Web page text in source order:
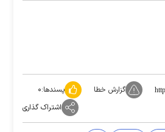
گزارش خطا پسندها:۰
اشتراک گذاری